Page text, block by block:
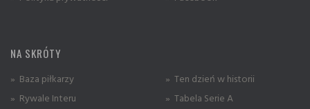
NA SKRÓTY
» Baza piłkarzy
» Rywale Interu
» Ten dzień w historii
» Tabela Serie A